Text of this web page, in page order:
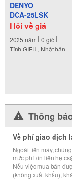
DENYO
DCA-25LSK
Hỏi về giá
2025 năm 0 giờ
Tỉnh GIFU , Nhật bản
Thông
Về phí giao dịch
Ngoài tiền máy,
mức phí xin liên hệ
Nếu việc mua bán
(không xuất khẩu),